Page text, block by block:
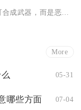
More
05-31
哪些方面 07-04